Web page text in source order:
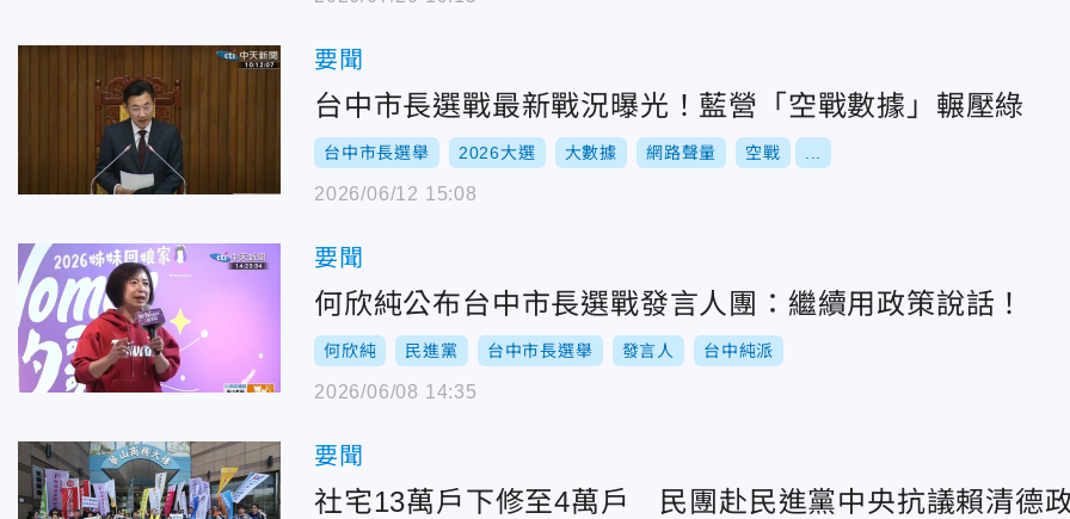
要聞
台中市長選戰最新戰況曝光！藍營「空戰數據」輾壓綠
台中市長選舉 2026大選 大數據 網路聲量 空戰
2026/06/12 15:08
要聞
何欣純公布台中市長選戰發言人團：繼續用政策說話！
何欣純 民進黨 台中市長選舉 發言人 台中純派
2026/06/08 14:35
要聞
社宅13萬戶下修至4萬戶 民團赴民進黨中央抗議賴清德